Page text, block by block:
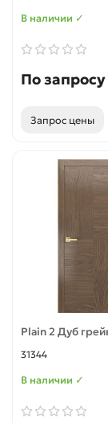
В наличии ✓
По запросу
Запрос цены
Plain 2 Дуб
31344
В наличии ✓